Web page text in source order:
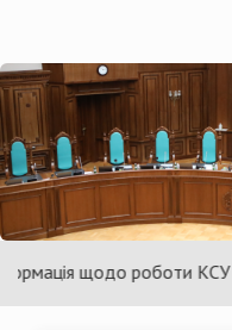
щодо роботи КСУ за